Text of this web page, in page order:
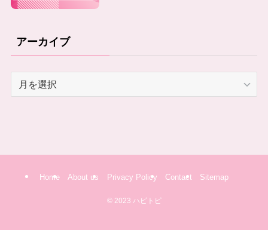
アーカイブ
Home About us Privacy Policy Contact Sitemap
©2023 ハピトピ